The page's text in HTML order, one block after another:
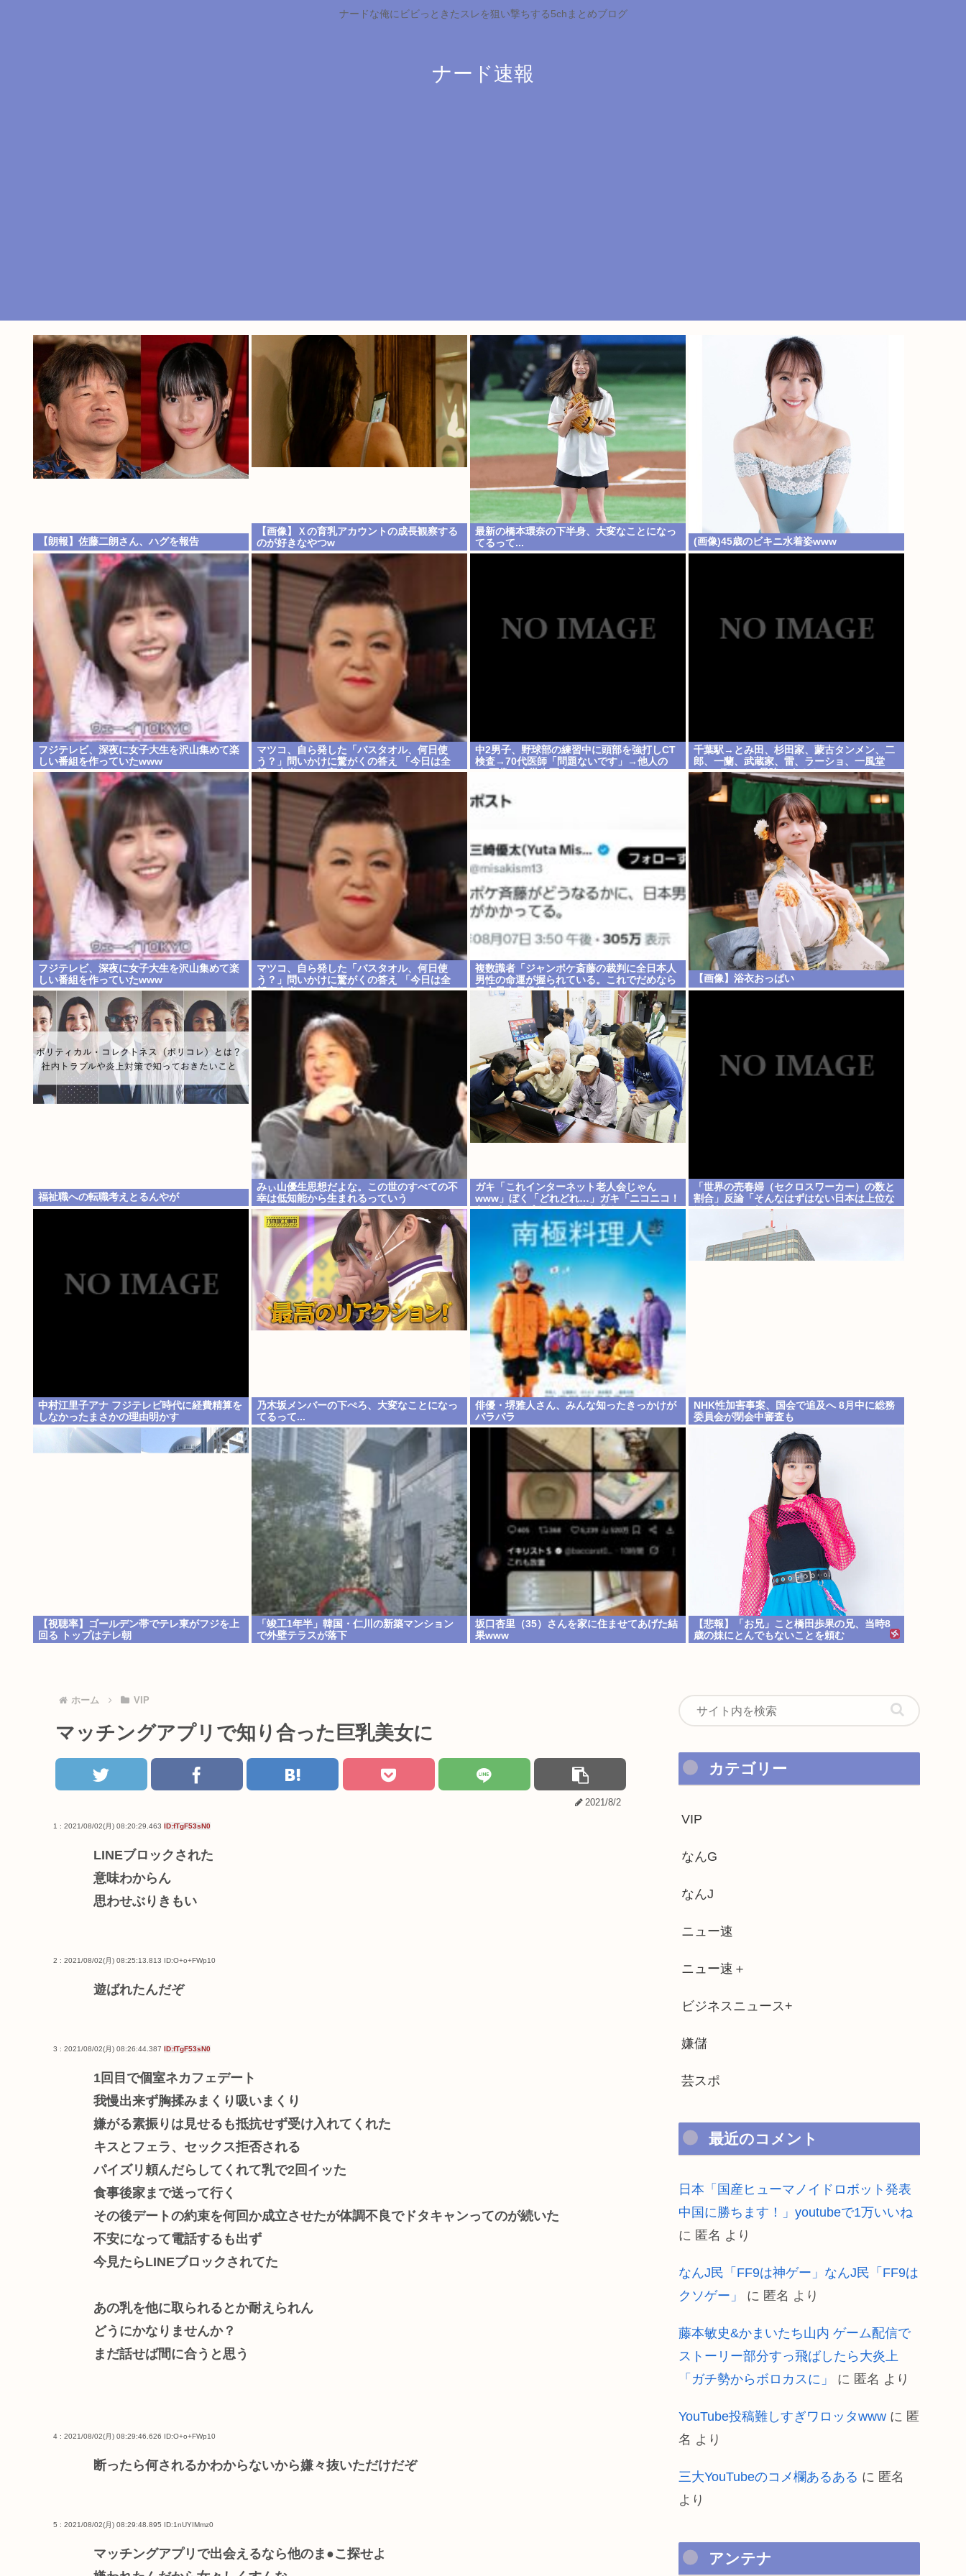
ナードな俺にビビっときたスレを狙い撃ちする5chまとめブログ
ナード速報
【朗報】佐藤二朗さん、ハグを報告
【画像】Ｘの育乳アカウントの成長観察する
のが好きなやつw
最新の橋本環奈の下半身、大変なことになっ
てるって...
(画像)45歳のビキニ水着姿www
フジテレビ、深夜に女子大生を沢山集めて楽
しい番組を作っていたwww
マツコ、自ら発した「バスタオル、何日使
う？」問いかけに驚がくの答え 「今日は全
部、本当のこと言うわ」
中2男子、野球部の練習中に頭部を強打しCT
検査→70代医師「問題ないです」→他人の
千葉駅→とみ田、杉田家、蒙古タンメン、二
郎、一蘭、武蔵家、雷、ラーショ、一風堂
etc…ラーメン最強かよ？？
フジテレビ、深夜に女子大生を沢山集めて楽
しい番組を作っていたwww
マツコ、自ら発した「バスタオル、何日使
う？」問いかけに驚がくの答え 「今日は全
部、本当のこと言うわ」
複数識者「ジャンポケ斎藤の裁判に全日本人
男性の命運が握られている。これでだめなら
日本男全員懲役7年だ」
【画像】浴衣おっぱい
福祉職への転職考えとるんやが
みぃ山優生思想だよな。この世のすべての不
幸は低知能から生まれるっていう
ガキ「これインターネット老人会じゃん
www」ぼく「どれどれ…」ガキ「ニコニコ！
らきすた！ボカロ！」ぼく「はぁ…」
「世界の売春婦（セクロスワーカー）の数と
割合」反論「そんなはずはない日本は上位な
はずだ」←これ
中村江里子アナ フジテレビ時代に経費精算を
しなかったまさかの理由明かす
乃木坂メンバーの下ぺろ、大変なことになっ
てるって...
俳優・堺雅人さん、みんな知ったきっかけが
バラバラ
NHK性加害事案、国会で追及へ 8月中に総務
委員会が閉会中審査も
【視聴率】ゴールデン帯でテレ東がフジを上
回る トップはテレ朝
「竣工1年半」韓国・仁川の新築マンション
で外壁テラスが落下
坂口杏里（35）さんを家に住ませてあげた結
果www
【悲報】「お兄」こと橋田歩果の兄、当時8
歳の妹にとんでもないことを頼む
ホーム VIP
マッチングアプリで知り合った巨乳美女に
2021/8/2
1 : 2021/08/02(月) 08:20:29.463 ID:fTgF53sN0
LINEブロックされた
意味わからん
思わせぶりきもい
2 : 2021/08/02(月) 08:25:13.813 ID:O+o+FWp10
遊ばれたんだぞ
3 : 2021/08/02(月) 08:26:44.387 ID:fTgF53sN0
1回目で個室ネカフェデート
我慢出来ず胸揉みまくり吸いまくり
嫌がる素振りは見せるも抵抗せず受け入れてくれた
キスとフェラ、セックス拒否される
パイズリ頼んだらしてくれて乳で2回イッた
食事後家まで送って行く
その後デートの約束を何回か成立させたが体調不良でドタキャンってのが続いた
不安になって電話するも出ず
今見たらLINEブロックされてた
あの乳を他に取られるとか耐えられん
どうにかなりませんか？
まだ話せば間に合うと思う
4 : 2021/08/02(月) 08:29:46.626 ID:O+o+FWp10
断ったら何されるかわからないから嫌々抜いただけだぞ
5 : 2021/08/02(月) 08:29:48.895 ID:1nUYIMmz0
マッチングアプリで出会えるなら他のま●こ探せよ
カテゴリー
VIP
なんG
なんJ
ニュー速
ニュー速＋
ビジネスニュース+
嫌儲
芸スポ
最近のコメント
日本「国産ヒューマノイドロボット発表
中国に勝ちます！」youtubeで1万いいね
に 匿名 より
なんJ民「FF9は神ゲー」なんJ民「FF9は
クソゲー」
に 匿名 より
藤本敏史&かまいたち山内 ゲーム配信で
ストーリー部分すっ飛ばしたら大炎上
「ガチ勢からボロカスに」
に 匿名 より
YouTube投稿難しすぎワロッタwww に 匿
名 より
三大YouTubeのコメ欄あるある に 匿名
より
アンテナ